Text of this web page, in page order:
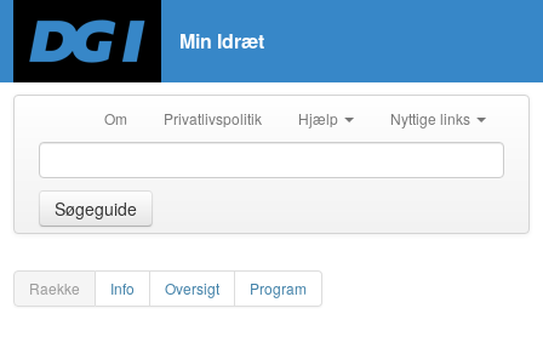
Min Idræt
Om Privatlivspolitik Hjælp Nyttige links
Søgeguide
Raekke Info Oversigt Program